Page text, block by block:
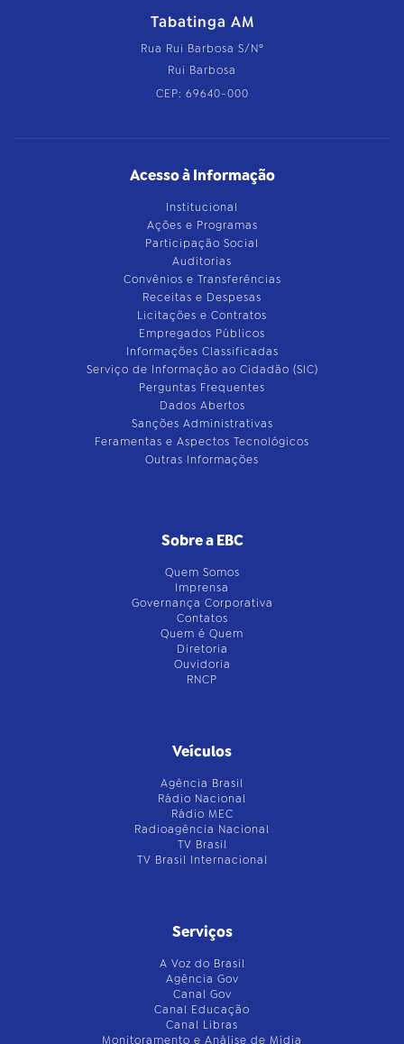
Tabatinga AM
Rua Rui Barbosa S/Nº
Rui Barbosa
CEP: 69640-000
Acesso à Informação
Institucional
Ações e Programas
Participação Social
Auditorias
Convênios e Transferências
Receitas e Despesas
Licitações e Contratos
Empregados Públicos
Informações Classificadas
Serviço de Informação ao Cidadão (SIC)
Perguntas Frequentes
Dados Abertos
Sanções Administrativas
Feramentas e Aspectos Tecnológicos
Outras Informações
Sobre a EBC
Quem Somos
Imprensa
Governança Corporativa
Contatos
Quem é Quem
Diretoria
Ouvidoria
RNCP
Veículos
Agência Brasil
Rádio Nacional
Rádio MEC
Radioagência Nacional
TV Brasil
TV Brasil Internacional
Serviços
A Voz do Brasil
Agência Gov
Canal Gov
Canal Educação
Canal Libras
Monitoramento e Análise de Mídia